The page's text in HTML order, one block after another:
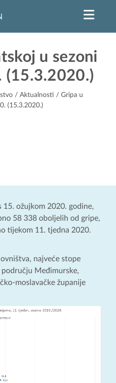
u sezoni
/ Aktualnosti / Gripa u
(15.3.2020.)
ožujkom 2020. godine,
58 338 oboljelih od gripe,
tijekom 11. tjedna 2020.
najveće stope
Međimurske,
moslavačke županije